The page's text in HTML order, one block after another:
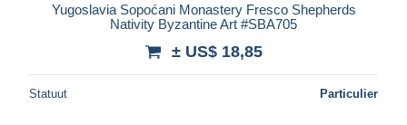
Yugoslavia Sopoćani Monastery Fresco Shepherds
Nativity Byzantine Art #SBA705
± US$ 18,85
Statuut Particulier